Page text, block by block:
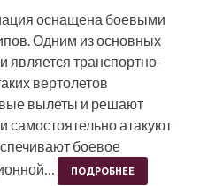
оснащена боевыми
Одним из основных
является транспортно-
вертолетов
вылеты и решают
самостоятельно атакуют
боевое
ПОДРОБНЕЕ